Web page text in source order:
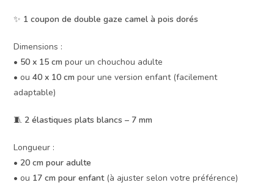
✨ 1 coupon de double gaze camel à pois dorés
Dimensions :
• 50 x 15 cm pour un chouchou adulte
• ou40 x 10 cm pour une version enfant (facilement
adaptable)
🧵 2 élastiques plats blancs – 7 mm
Longueur :
• 20 cm pour adulte
• ou 17 cm pour enfant(à ajuster selon votre préférence)